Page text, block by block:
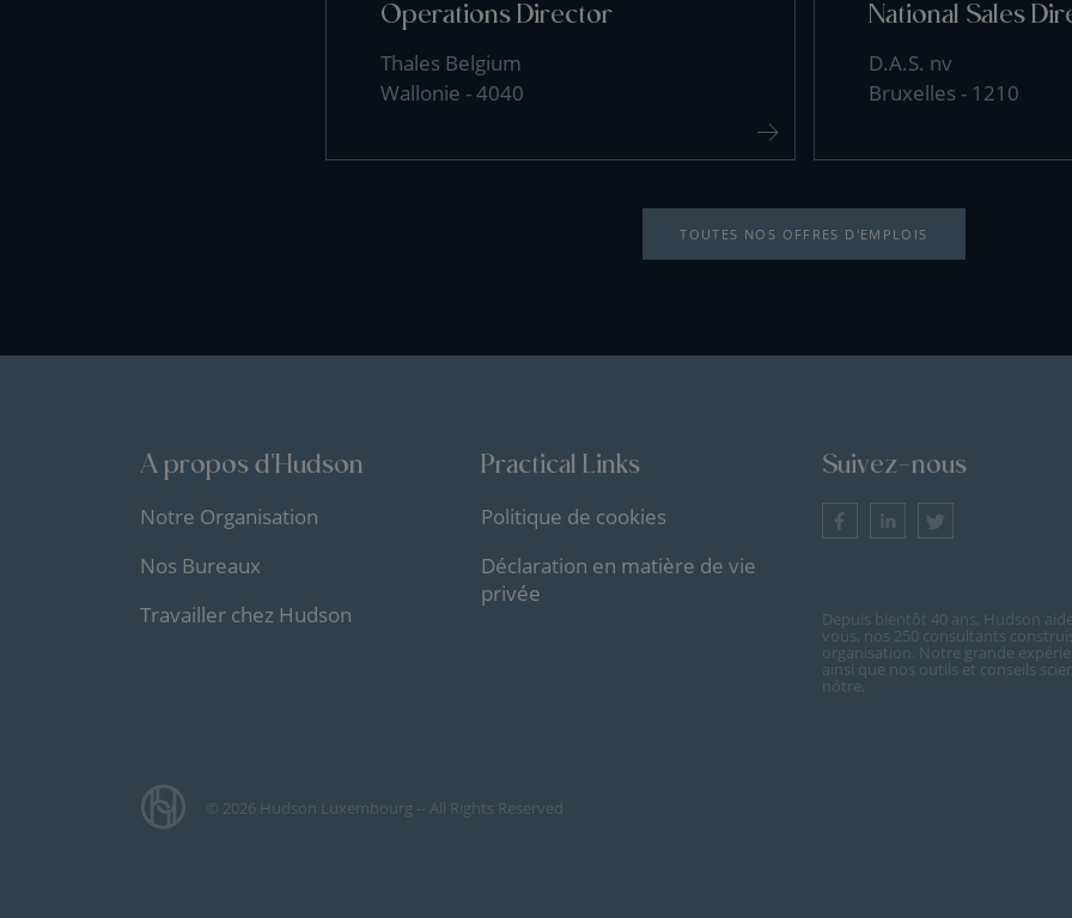
Operations Director
Thales Belgium
Wallonie - 4040
National Sales
D.A.S. nv
Bruxelles - 1210
TOUTES NOS OFFRES D'EMPLOIS
A propos d'Hudson
Notre Organisation
Nos Bureaux
Travailler chez Hudson
Practical Links
Politique de cookies
Déclaration en matière de vie
privée
Suivez-nous
Depuis bientôt 40 ans, Hudson
vous, nos 250 consultants
organisation. Notre grande
ainsi que nos outils et conseils
nôtre.
© 2026 Hudson Luxembourg -- All Rights Reserved